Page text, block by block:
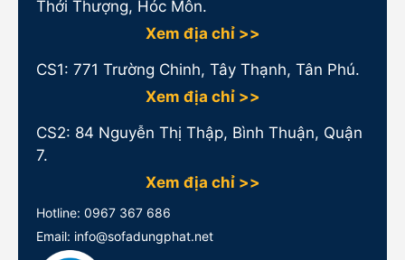
Thới Thượng, Hóc Môn.
Xem địa chỉ >>
CS1: 771 Trường Chinh, Tây Thạnh, Tân Phú.
Xem địa chỉ >>
CS2: 84 Nguyễn Thị Thập, Bình Thuận, Quận
7.
Xem địa chỉ >>
Hotline: 0967 367 686
Email: info@sofadungphat.net